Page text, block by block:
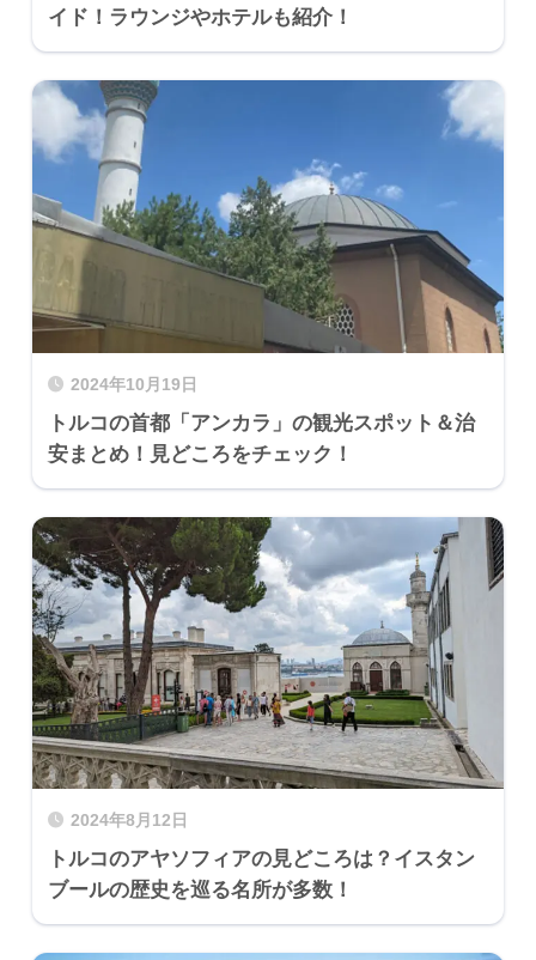
イド！ラウンジやホテルも紹介！
2024年10月19日
トルコの首都「アンカラ」の観光スポット＆治
安まとめ！見どころをチェック！
2024年8月12日
トルコのアヤソフィアの見どころは？イスタン
ブールの歴史を巡る名所が多数！